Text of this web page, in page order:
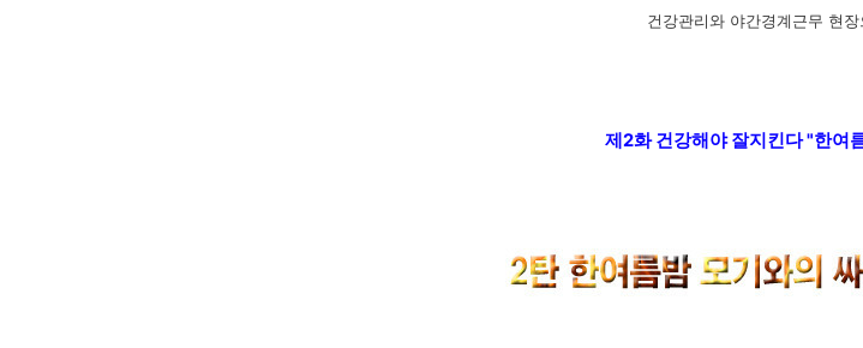
건강관리와 야간경계근무 현
제2화 건강해야 잘지킨다 "한여